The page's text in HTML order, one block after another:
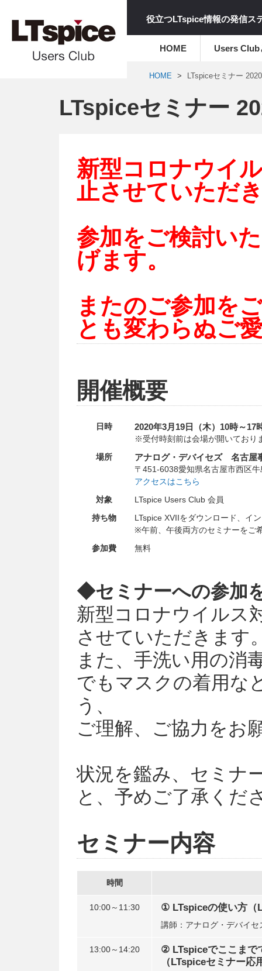
役立つLTspice情報の発信ス
HOME Users Club
HOME LTspiceセミナー
LTspiceセミナー
新型コロナウイ
止させていただ
参加をご検討い
げます。
またのご参加を
とも変わらぬご
開催概要
日時 2020年3月19日（木）10時～17
※受付時刻前は会場が開いており
場所
アナログ・デバイセズ 名古屋
〒451-6038愛知県名古屋市西区
アクセスはこちら
対象
LTspice Users Club 会員
持ち物
LTspice XVIIをダウンロード、イ
※午前、午後両方のセミナーをご
参加費
無料
◆セミナーへの参加
新型コロナウイルス
させていただきます
また、手洗い用の消
でもマスクの着用な
う、
ご理解、ご協力をお
状況を鑑み、セミナ
と、予めご了承くだ
セミナー内容
時間
10:00～11:30 ① LTspiceの使い方（
講師：アナログ・デバイ
13:00～14:20
② LTspiceでここまで
（LTspiceセミナー応